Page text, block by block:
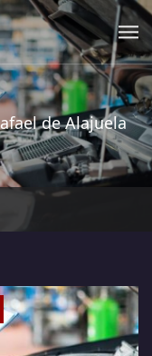
de Alajuela